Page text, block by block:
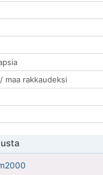
maa rakkaudeksi